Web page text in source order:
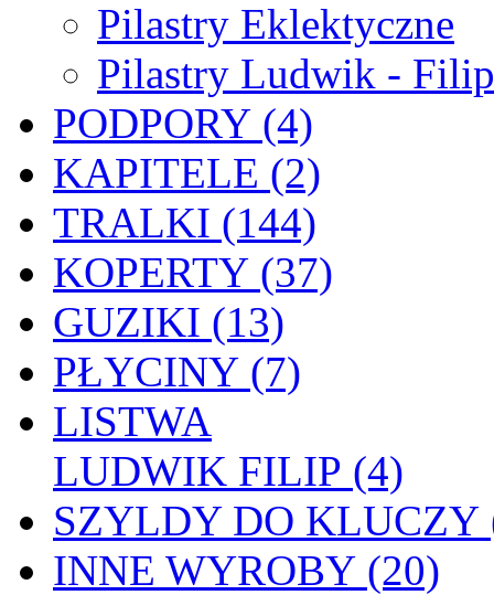
Pilastry Eklektyczne
Pilastry Ludwik - Filip
PODPORY (4)
KAPITELE (2)
TRALKI (144)
KOPERTY (37)
GUZIKI (13)
PŁYCINY (7)
LISTWA
LUDWIK FILIP (4)
SZYLDY DO KLUCZY
INNE WYROBY (20)